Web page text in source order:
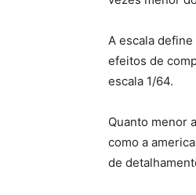
A escala define
efeitos de
escala 1/64.
Quanto menor
como a
de